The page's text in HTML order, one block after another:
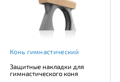
Конь гимнастический
Защитные накладки для
гимнастического коня